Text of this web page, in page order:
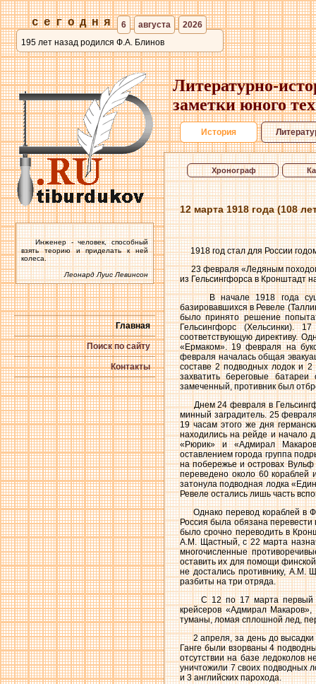
сегодня 6 августа
2026
195 лет назад родился Ф.А. Блинов
Инженер - человек, способный
взять теорию и приделать к ней
колеса.
Леонард Луис Левинсон
Главная
Поиск по сайту
Контакты
Литературно-
заметки юного
История
Хронограф
12 марта 1918 года (108
1918 год стал для России
23 февраля «Ледяным
из Гельсингфорса в Кронштадт
В начале 1918 года
базировавшихся в Ревеле
было принято решение
Гельсингфорс (Хельсинки).
соответствующую директиву.
«Ермаком». 19 февраля на
февраля началась общая
составе 2 подводных лодок и
захватить береговые
замеченный, противник был
Днем 24 февраля в
минный заградитель. 25
19 часам этого же дня
находились на рейде и начало
«Рюрик» и «Адмирал
оставлением города группа
на побережье и островах
переведено около 60 кораблей
затонула подводная лодка
Ревеле остались лишь часть
Однако перевод кораблей в
Россия была обязана
было срочно переводить в
А.М. Щастный, с 22 марта
многочисленные
оставить их для помощи
не достались противнику, А.М.
разбиты на три отряда.
С 12 по 17 марта первый
крейсеров «Адмирал
туманы, ломая сплошной лед,
2 апреля, за день до высадки
Ганге были взорваны 4
отсутствии на базе ледоколов
уничтожили 7 своих подводных
и 3 английских парохода.